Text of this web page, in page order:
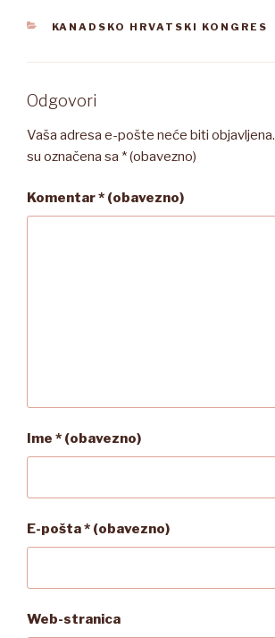
KATEGORIJE
KANADSKO HRVATSKI KONGRES
Odgovori
Vaša adresa e-pošte neće biti objavljena.
su označena sa * (obavezno)
Komentar* (obavezno)
Ime * (obavezno)
E-pošta* (obavezno)
Web-stranica